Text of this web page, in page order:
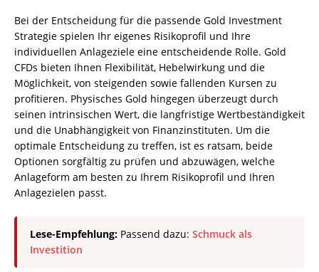
Bei der Entscheidung für die passende Gold Investment
Strategie spielen Ihr eigenes Risikoprofil und Ihre
individuellen Anlageziele eine entscheidende Rolle. Gold
CFDs bieten Ihnen Flexibilität, Hebelwirkung und die
Möglichkeit, von steigenden sowie fallenden Kursen zu
profitieren. Physisches Gold hingegen überzeugt durch
seinen intrinsischen Wert, die langfristige Wertbeständigkeit
und die Unabhängigkeit von Finanzinstituten. Um die
optimale Entscheidung zu treffen, ist es ratsam, beide
Optionen sorgfältig zu prüfen und abzuwägen, welche
Anlageform am besten zu Ihrem Risikoprofil und Ihren
Anlagezielen passt.
Lese-Empfehlung: Passend dazu: Schmuck als
Investition